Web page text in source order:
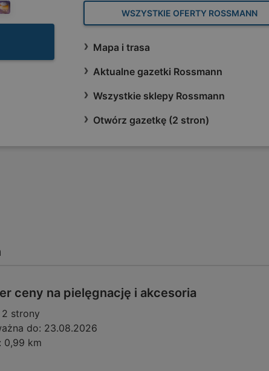
WSZYSTKIE OFERTY ROSSMANN
Mapa i trasa
Aktualne gazetki Rossmann
Wszystkie sklepy Rossmann
Otwórz gazetkę (2 stron)
ceny na pielęgnację i akcesoria
2 strony
do: 23.08.2026
0,99 km